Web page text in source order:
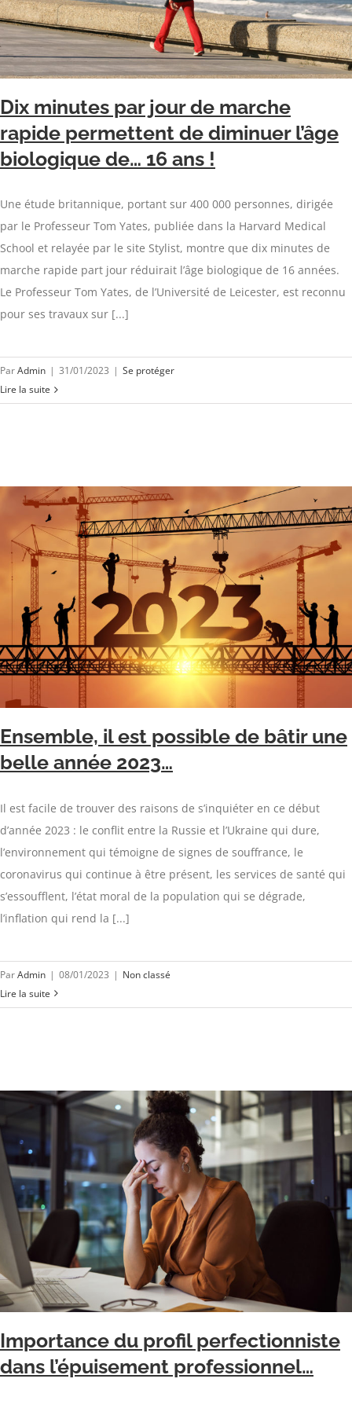
Dix minutes par jour de marche
rapide permettent de diminuer l’âge
biologique de… 16 ans !
Une étude britannique, portant sur 400 000 personnes, dirigée
par le Professeur Tom Yates, publiée dans la Harvard Medical
School et relayée par le site Stylist, montre que dix minutes de
marche rapide part jour réduirait l’âge biologique de 16 années.
Le Professeur Tom Yates, de l’Université de Leicester, est reconnu
pour ses travaux sur [...]
ParAdmin | 31/01/2023 | Se protéger
Lire la suite
Ensemble, il est possible de bâtir une
belle année 2023…
Il est facile de trouver des raisons de s’inquiéter en ce début
d’année 2023 : le conflit entre la Russie et l’Ukraine qui dure,
l’environnement qui témoigne de signes de souffrance, le
coronavirus qui continue à être présent, les services de santé qui
s’essoufflent, l’état moral de la population qui se dégrade,
l’inflation qui rend la [...]
ParAdmin | 08/01/2023 | Non classé
Lire la suite
Importance du profil perfectionniste
dans l’épuisement professionnel…